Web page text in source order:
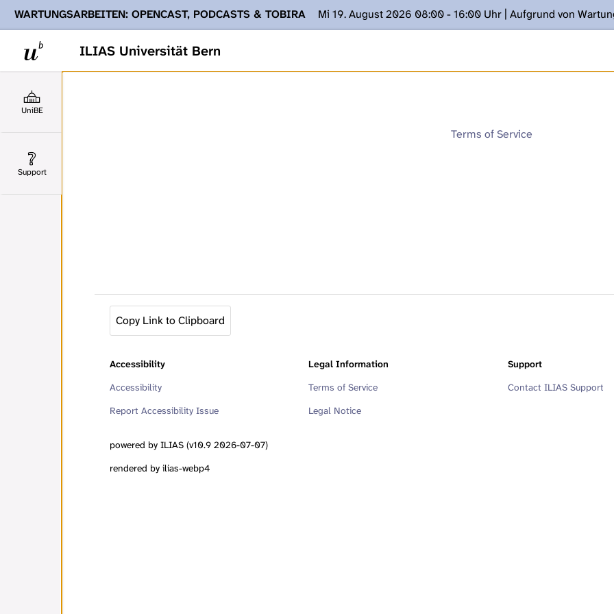
ILIAS Universität Bern
WARTUNGSARBEITEN: OPENCAST, PODCASTS & TOBIRA
Mi 19. August 2026 08:00 - 16:00 Uhr | Aufgrund von
Ihnen Podcasts, Opencast-Videos und Tobira nicht zur Verfügung stehen. Kontakt: www.podcast.unibe.ch
UniBE
Support
Terms of Service
Copy Link to Clipboard
Accessibility
Accessibility
Report Accessibility Issue
Legal Information
Terms of Service
Legal Notice
Support
Contact ILIAS Support
powered by ILIAS (v10.9 2026-07-07)
rendered by ilias-webp4